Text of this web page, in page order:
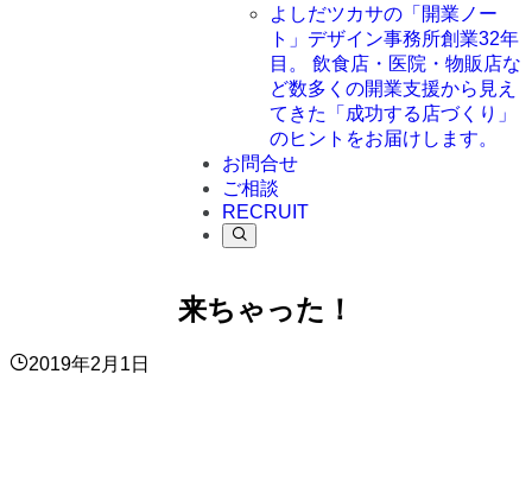
よしだツカサの「開業ノー
ト」 デザイン事務所創業32年
目。 飲食店・医院・物販店な
ど数多くの開業支援から見え
てきた「成功する店づくり」
のヒントをお届けします。
お問合せ
ご相談
RECRUIT
来ちゃった！
2019年2月1日